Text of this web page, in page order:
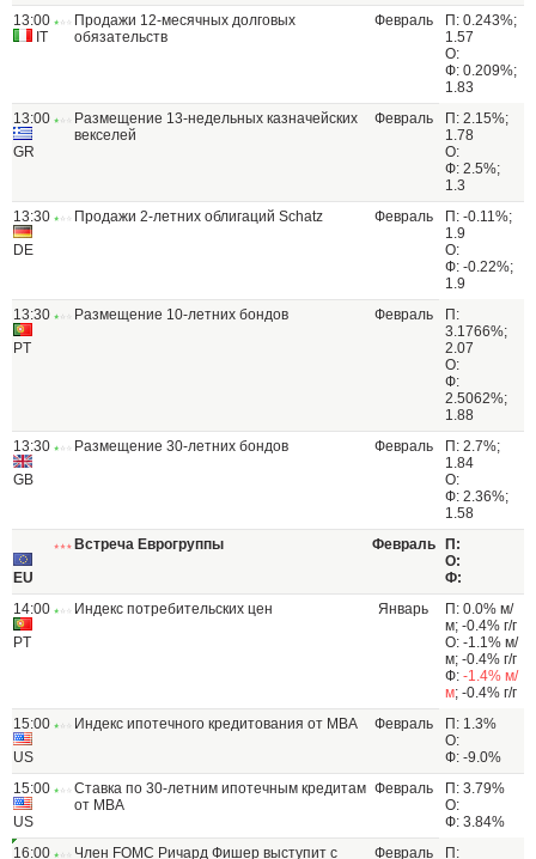
13:00
IT
Продажи 12-месячных долговых
обязательств
Февраль
П: 0.243%;
1.57
О:
Ф: 0.209%;
1.83
13:00
GR
Размещение 13-недельных казначейских
векселей
Февраль
П: 2.15%;
1.78
О:
Ф: 2.5%;
1.3
13:30
DE
Продажи 2-летних облигаций Schatz Февраль
П: -0.11%;
1.9
О:
Ф: -0.22%;
1.9
13:30
PT
Размещение 10-летних бондов Февраль
П:
3.1766%;
2.07
О:
Ф:
2.5062%;
1.88
13:30
GB
Размещение 30-летних бондов Февраль
П: 2.7%;
1.84
О:
Ф: 2.36%;
1.58
EU
Встреча Еврогруппы Февраль
П:
О:
Ф:
14:00
PT
Индекс потребительских цен Январь
П: 0.0% м/
м; -0.4% г/г
О: -1.1% м/
м; -0.4% г/г
Ф: -1.4% м/
м; -0.4% г/г
15:00
US
Индекс ипотечного кредитования от МВА Февраль
П: 1.3%
О:
Ф: -9.0%
15:00
US
Ставка по 30-летним ипотечным кредитам
от MBA
Февраль
П: 3.79%
О:
Ф: 3.84%
16:00
Член FOMC Ричард Фишер выступит с
Февраль
П: